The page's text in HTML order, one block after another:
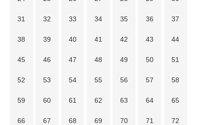
31 32 33 34 35 36 37
38 39 40 41 42 43 44
45 46 47 48 49 50 51
52 53 54 55 56 57 58
59 60 61 62 63 64 65
66 67 68 69 70 71 72